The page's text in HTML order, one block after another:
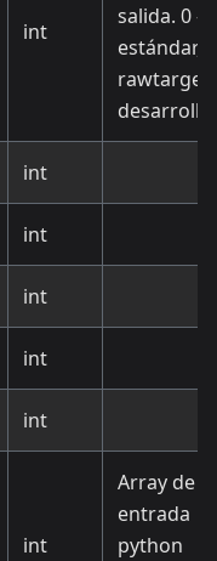
int
salida. 0 -
estándar,
desarrollo)
int
int
int
int
int
int
Array de
entrada
python